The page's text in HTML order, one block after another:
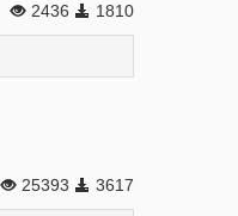
2436 1810
25393 3617